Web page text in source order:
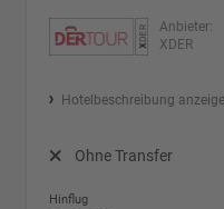
Anbieter:
XDER
Hotelbeschreibung
Ohne Transfer
Hinflug